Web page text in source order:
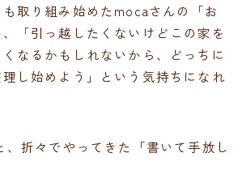
取り組み始めたmocaさんの「お
「引っ越したくないけどこの家を
なるかもしれないから、どっちに
し始めよう」という気持ちになれ
折々でやってきた「書いて手放し